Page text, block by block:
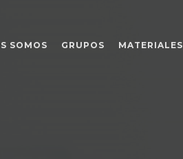
SOMOS GRUPOS MATERIALES